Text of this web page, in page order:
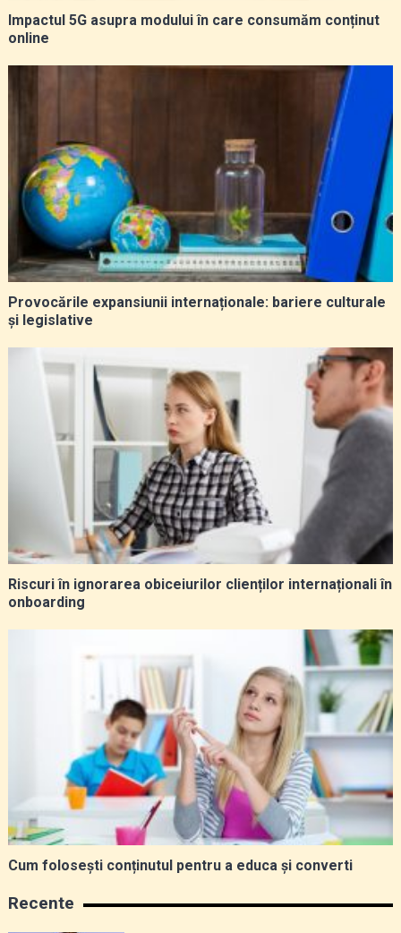
Impactul 5G asupra modului în care consumăm conținut
online
Provocările expansiunii internaționale: bariere culturale
și legislative
Riscuri în ignorarea obiceiurilor clienților internaționali în
onboarding
Cum folosești conținutul pentru a educa și converti
Recente